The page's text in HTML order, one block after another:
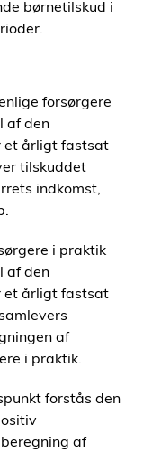
børnetilskud i
forsørgere
af den
et årligt fastsat
tilskuddet
indkomst,
i praktik
af den
et årligt fastsat
af
i praktik.
forstås den
af